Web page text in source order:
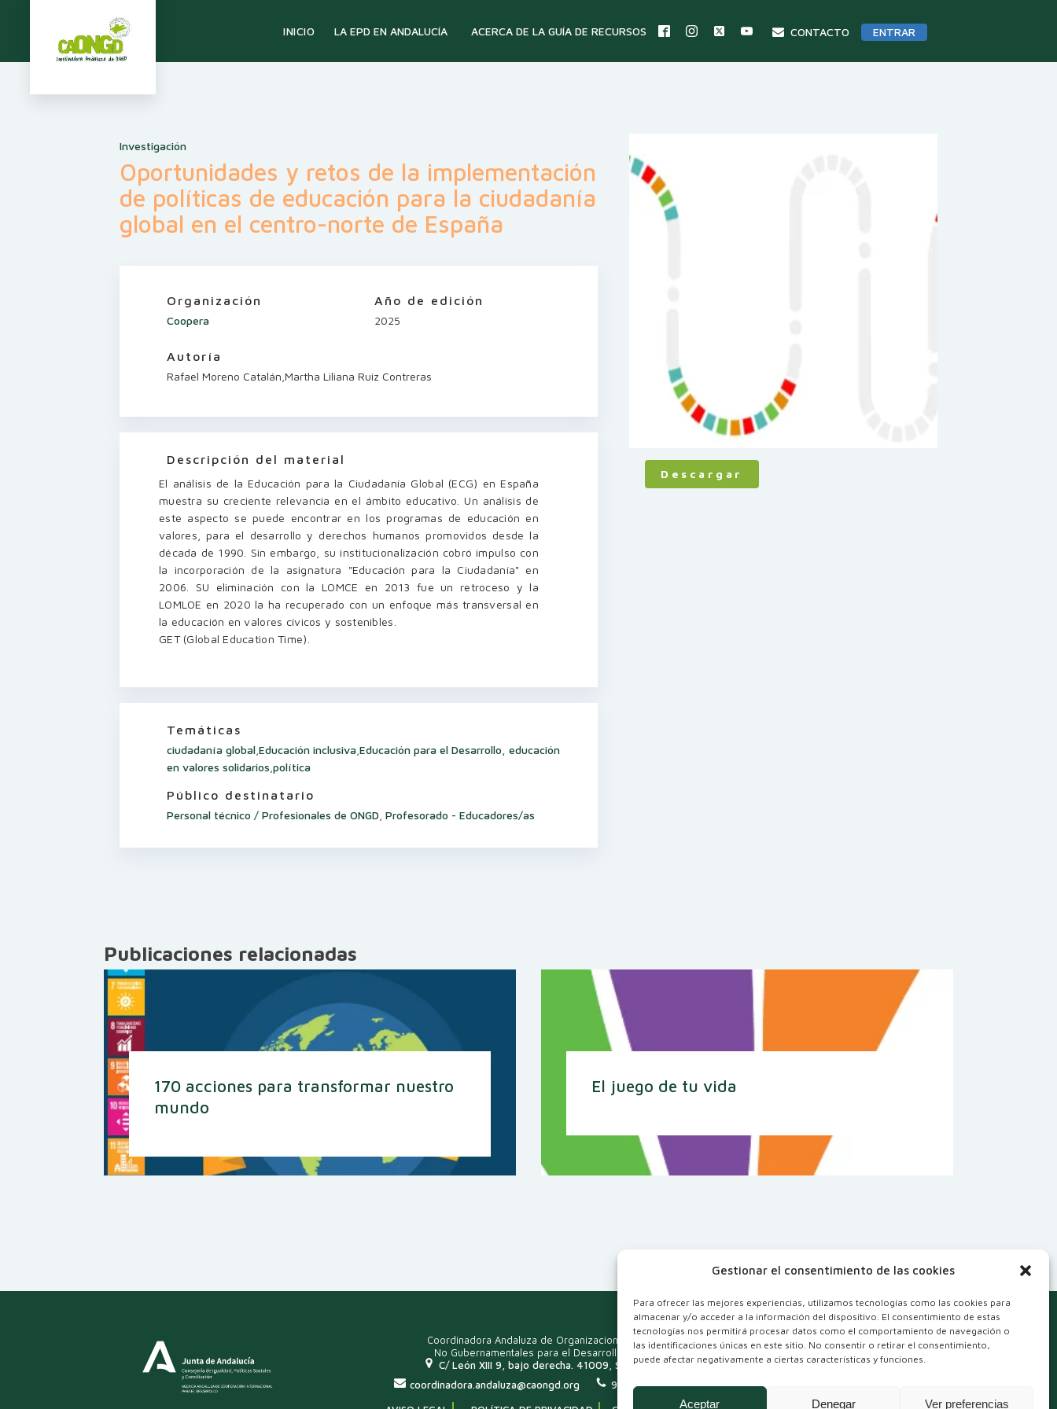
Gestionar el consentimiento de las cookies
Para ofrecer las mejores experiencias, utilizamos tecnologías como las cookies para
almacenar y/o acceder a la información del dispositivo. El consentimiento de estas
tecnologías nos permitirá procesar datos como el comportamiento de navegación o
las identificaciones únicas en este sitio. No consentir o retirar el consentimiento,
puede afectar negativamente a ciertas características y funciones.
Aceptar Denegar Ver preferencias
INICIO LA EPD EN ANDALUCÍA ACERCA DE LA GUÍA DE RECURSOS CONTACTO ENTRAR
Descargar
Investigación
Oportunidades y retos de la implementación
de políticas de educación para la ciudadanía
global en el centro-norte de España
Organización
Coopera
Año de edición
2025
Autoría
Rafael Moreno Catalán, Martha Liliana Ruiz Contreras
Descripción del material
El análisis de la Educación para la Ciudadanía Global (ECG) en España
muestra su creciente relevancia en el ámbito educativo. Un análisis de
este aspecto se puede encontrar en los programas de educación en
valores, para el desarrollo y derechos humanos promovidos desde la
década de 1990. Sin embargo, su institucionalización cobró impulso con
la incorporación de la asignatura "Educación para la Ciudadanía" en
2006. SU eliminación con la LOMCE en 2013 fue un retroceso y la
LOMLOE en 2020 la ha recuperado con un enfoque más transversal en
la educación en valores cívicos y sostenibles.
GET (Global Education Time).
Temáticas
ciudadanía global Educación inclusiva Educación para el Desarrollo, educación
en valores solidarios política
Público destinatario
Personal técnico / Profesionales de ONGD Profesorado - Educadores/as
Publicaciones relacionadas
170 acciones para transformar nuestro
mundo
El juego de tu vida
Coordinadora Andaluza de Organizaciones
No Gubernamentales para el Desarrollo
C/ León XIII 9, bajo derecha. 41009, Sevilla
coordinadora.andaluza@caongd.org
954 915 249